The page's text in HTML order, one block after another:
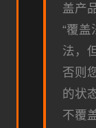
盖产
“覆盖
法，
否则
的状
不覆